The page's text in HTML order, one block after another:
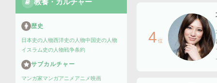
教養・カルチャー
歴史
日本史の人物西洋史の人物中国史の人物
イスラム史の人物戦争条約
サブカルチャー
マンガ家マンガアニメ アニメ映画
4 位